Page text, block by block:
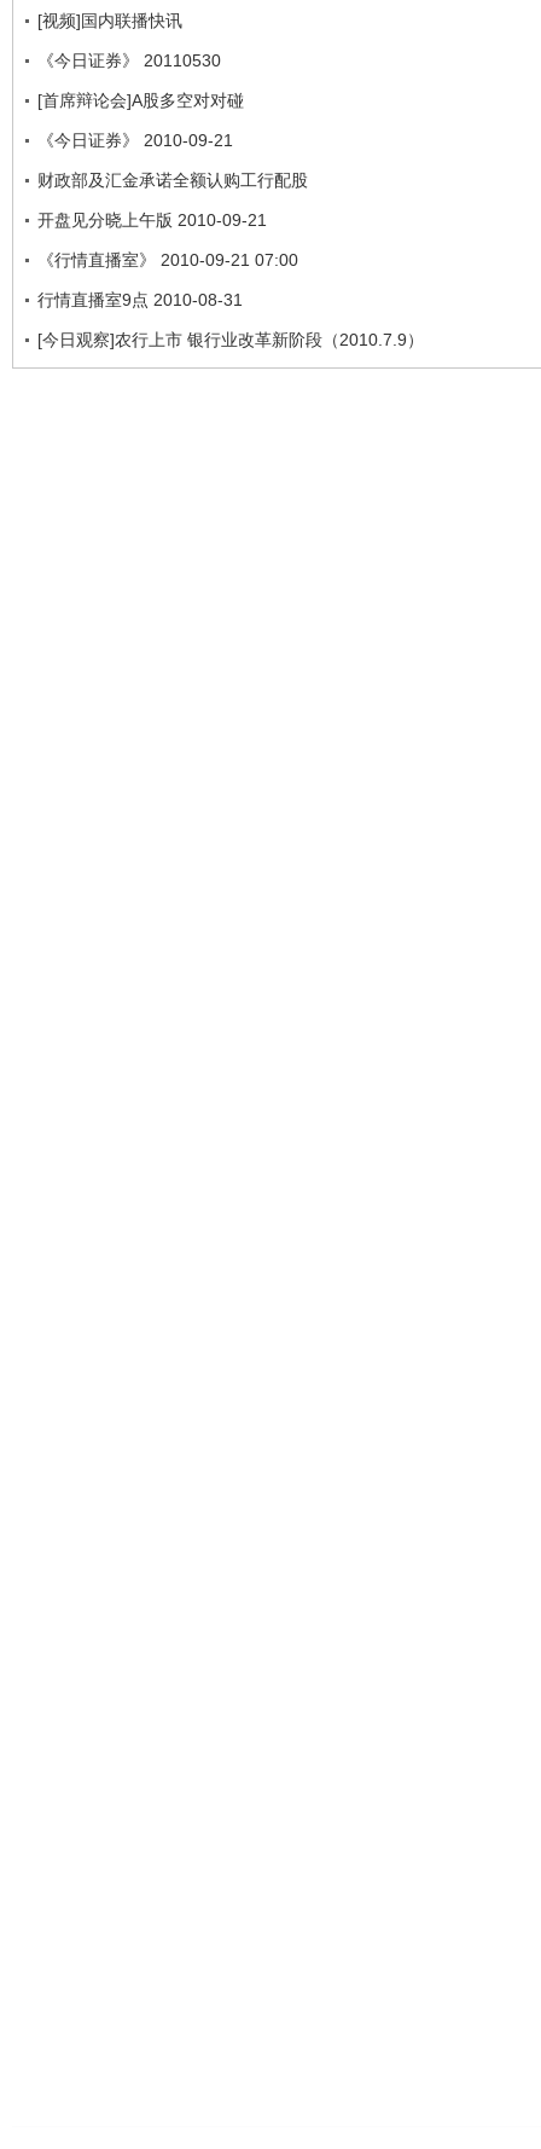
[视频]国内联播快讯
《今日证券》 20110530
[首席辩论会]A股多空对对碰
《今日证券》 2010-09-21
财政部及汇金承诺全额认购工行配股
开盘见分晓上午版 2010-09-21
《行情直播室》 2010-09-21 07:00
行情直播室9点 2010-08-31
[今日观察]农行上市 银行业改革新阶段（2010.7.9）